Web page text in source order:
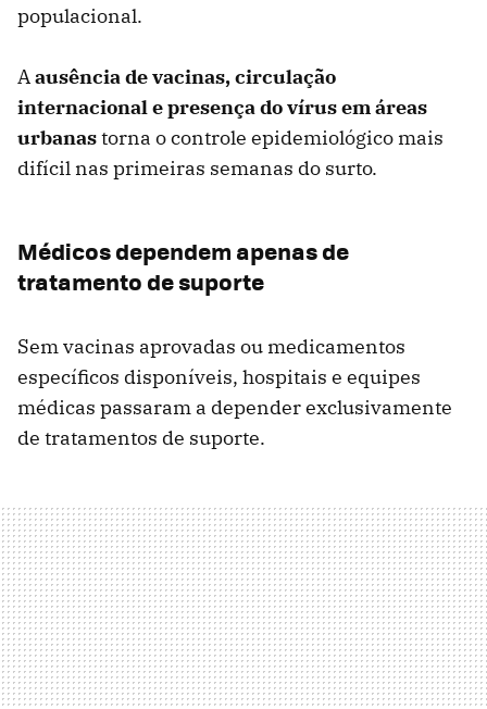
populacional.
Aausência de vacinas, circulação
internacional e presença do vírus em áreas
urbanastorna o controle epidemiológico mais
difícil nas primeiras semanas do surto.
Médicos dependem apenas de
tratamento de suporte
Sem vacinas aprovadas ou medicamentos
específicos disponíveis, hospitais e equipes
médicas passaram a depender exclusivamente
de tratamentos de suporte.